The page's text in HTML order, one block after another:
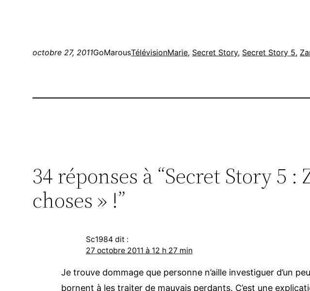
octobre 27, 2011GoMarousTélévisionMarie, Secret Story, Secret Story 5,
34 réponses à “Secret Story 5
choses » !”
Sc1984 dit :
27 octobre 2011 à 12 h 27 min
Je trouve dommage que personne n’aille investiguer d’un
bornent à les traiter de mauvais perdants. C’est une